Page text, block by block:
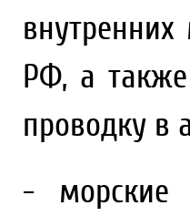
РФ, а
проводку в
- морские